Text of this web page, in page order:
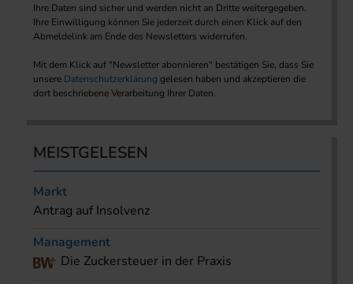
Ihre Daten sind sicher und werden nicht an Dritte weitergegeben.
Ihre Einwilligung können Sie jederzeit durch einen Klick auf den
Abmeldelink am Ende des Newsletters widerrufen.
Mit dem Klick auf "Newsletter abonnieren" bestätigen Sie, dass Sie
unsere Datenschutzerklärung gelesen haben und akzeptieren die
dort beschriebene Verarbeitung Ihrer Daten.
MEISTGELESEN
Markt
Antrag auf Insolvenz
Management
Die Zuckersteuer in der Praxis